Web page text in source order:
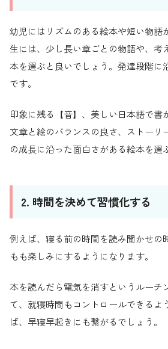
幼児にはリズムのある絵本や短い物語
生には、少し長い章ごとの物語や、考
本を選ぶと良いでしょう。発達段階に
です。
印象に残る【音】、美しい日本語で書
文章と絵のバランスの良さ、ストーリ
の成長に沿った面白さがある絵本を選
2. 時間を決めて習慣化する
例えば、寝る前の時間を読み聞かせの
もも楽しみにするようになります。
本を読んだら電気を消すというルーチ
て、就寝時間もコントロールできるよ
ば、早寝早起きにも繋がるでしょう。